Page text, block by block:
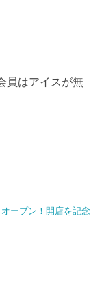
員はアイスが無
ープン！開店を記念